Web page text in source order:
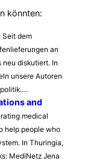
könnten:
Seit dem
an
diskutiert. In
unsere Autoren
and
medical
help people who
In Thuringia,
MediNetz Jena